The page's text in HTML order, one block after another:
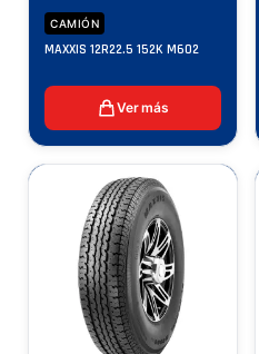
CAMIÓN
MAXXIS 12R22.5 152K M602
Ver más